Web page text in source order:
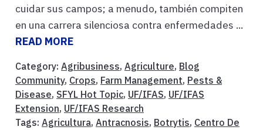
cuidar sus campos; a menudo, también compiten
en una carrera silenciosa contra enfermedades ...
READ MORE
Category: Agribusiness, Agriculture, Blog
Community, Crops, Farm Management, Pests &
Disease, SFYL Hot Topic, UF/IFAS, UF/IFAS
Extension, UF/IFAS Research
Tags: Agricultura, Antracnosis, Botrytis, Centro De